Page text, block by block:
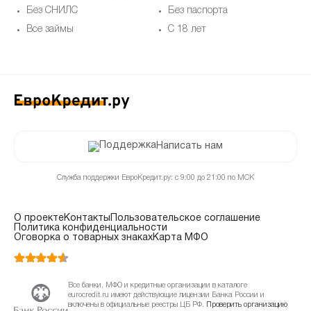
Без СНИЛС
Все займы
Без паспорта
С 18 лет
Написать нам
Служба поддержки ЕвроКредит.ру: с 9:00 до 21:00 по МСК
О проектеКонтакты
Пользовательское соглашение
Политика конфиденциальности
Оговорка о товарных знакахКарта МФО
Все банки, МФО и кредитные организации в каталоге
eurocredit.ru имеют действующие лицензии Банка России и
включены в официальные реестры ЦБ РФ.
Проверить организацию